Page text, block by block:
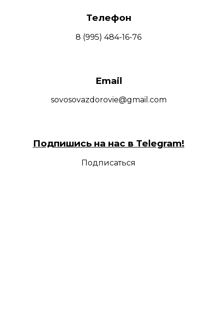
Телефон
8 (995) 484-16-76
Email
sovosovazdorovie@gmail.com
Подпишись на нас в Telegram!
Подписаться